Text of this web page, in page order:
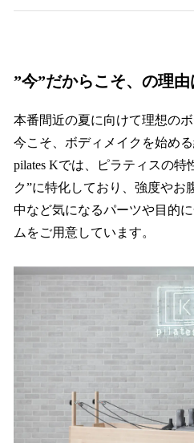
”今”だからこそ、の理由
本番間近の夏に向けて理想の
今こそ、ボディメイクを始め
pilates Kでは、ピラティスの特
ク”に特化しており、強度やお
中など気になるパーツや目的
ムをご用意しています。